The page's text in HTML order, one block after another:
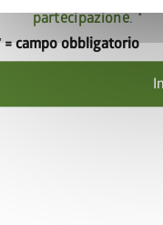
casette per attrezzi
ordine
partecipazione.
= campo obbligatorio